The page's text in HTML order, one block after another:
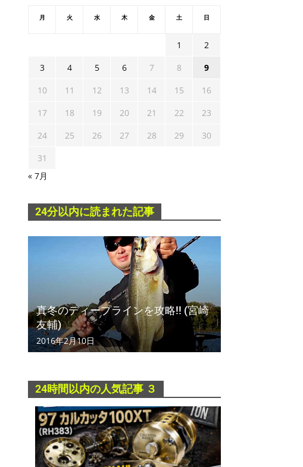
月 火 水 木 金 土 日
1
2
3
4 5 6 7 8
9
10
11 12 13 14 15
16
17
18 19 20 21 22
23
24
25 26 27 28 29
30
31
« 7月
24分以内に読まれた記事
真冬のディープラインを攻略!! (宮崎
友輔)
2016年2月10日
24時間以内の人気記事 ３